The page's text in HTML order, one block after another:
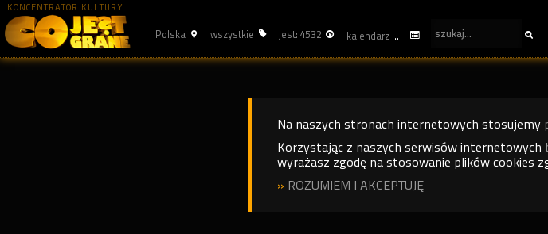
KONCENTRATOR KULTURY
Polska wszystkie jest: 4532 kalendarz
Na naszych stronach internetowych stosujemy
Korzystając z naszych serwisów internetowych
wyrażasz zgodę na stosowanie plików cookies
» ROZUMIEM I AKCEPTUJĘ